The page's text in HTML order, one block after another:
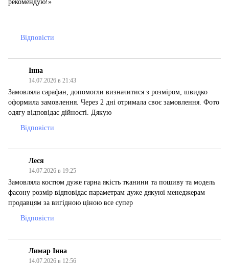
рекомендую!»
Відповісти
Інна
14.07.2026 в 21:43
Замовляла сарафан, допомогли визначитися з розміром, швидко
оформила замовлення. Через 2 дні отримала своє замовлення. Фото
одягу відповідає дійності. Дякую
Відповісти
Леся
14.07.2026 в 19:25
Замовляла костюм дуже гарна якість тканини та пошиву та модель
фасону розмір відповідає параметрам дуже дякуюі менеджерам
продавцям за вигідною ціною все супер
Відповісти
Лимар Інна
14.07.2026 в 12:56